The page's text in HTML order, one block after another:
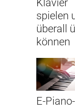
Klavier
spielen
überall
können
E-Piano-